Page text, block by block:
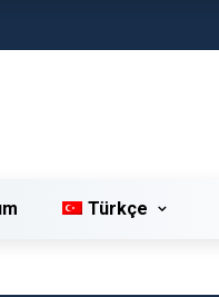
Türkçe